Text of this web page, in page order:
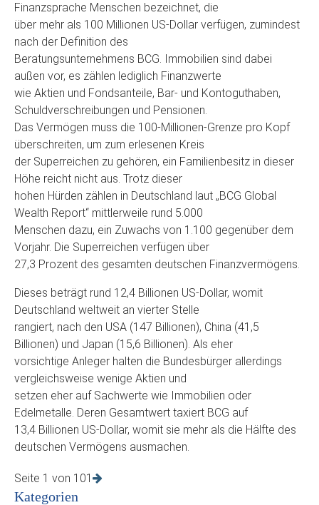
Finanzsprache Menschen bezeichnet, die
über mehr als 100 Millionen US-Dollar verfügen, zumindest
nach der Definition des
Beratungsunternehmens BCG. Immobilien sind dabei
außen vor, es zählen lediglich Finanzwerte
wie Aktien und Fondsanteile, Bar- und Kontoguthaben,
Schuldverschreibungen und Pensionen.
Das Vermögen muss die 100-Millionen-Grenze pro Kopf
überschreiten, um zum erlesenen Kreis
der Superreichen zu gehören, ein Familienbesitz in dieser
Höhe reicht nicht aus. Trotz dieser
hohen Hürden zählen in Deutschland laut „BCG Global
Wealth Report“ mittlerweile rund 5.000
Menschen dazu, ein Zuwachs von 1.100 gegenüber dem
Vorjahr. Die Superreichen verfügen über
27,3 Prozent des gesamten deutschen Finanzvermögens.
Dieses beträgt rund 12,4 Billionen US-Dollar, womit
Deutschland weltweit an vierter Stelle
rangiert, nach den USA (147 Billionen), China (41,5
Billionen) und Japan (15,6 Billionen). Als eher
vorsichtige Anleger halten die Bundesbürger allerdings
vergleichsweise wenige Aktien und
setzen eher auf Sachwerte wie Immobilien oder
Edelmetalle. Deren Gesamtwert taxiert BCG auf
13,4 Billionen US-Dollar, womit sie mehr als die Hälfte des
deutschen Vermögens ausmachen.
Seite 1 von 101
Kategorien